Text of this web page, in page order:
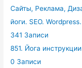
Сайты, Реклама,
йоги. SEO.
341 Записи
851. Йога
0 Записи